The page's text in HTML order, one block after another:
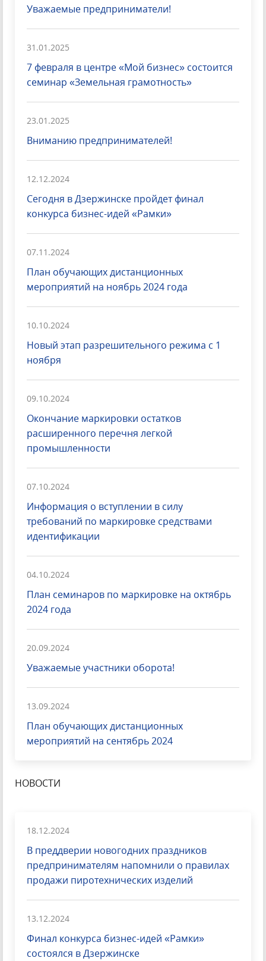
Уважаемые предприниматели!
31.01.2025
7 февраля в центре «Мой бизнес» состоится
семинар «Земельная грамотность»
23.01.2025
Вниманию предпринимателей!
12.12.2024
Сегодня в Дзержинске пройдет финал
конкурса бизнес-идей «Рамки»
07.11.2024
План обучающих дистанционных
мероприятий на ноябрь 2024 года
10.10.2024
Новый этап разрешительного режима с 1
ноября
09.10.2024
Окончание маркировки остатков
расширенного перечня легкой
промышленности
07.10.2024
Информация о вступлении в силу
требований по маркировке средствами
идентификации
04.10.2024
План семинаров по маркировке на октябрь
2024 года
20.09.2024
Уважаемые участники оборота!
13.09.2024
План обучающих дистанционных
мероприятий на сентябрь 2024
НОВОСТИ
18.12.2024
В преддверии новогодних праздников
предпринимателям напомнили о правилах
продажи пиротехнических изделий
13.12.2024
Финал конкурса бизнес-идей «Рамки»
состоялся в Дзержинске